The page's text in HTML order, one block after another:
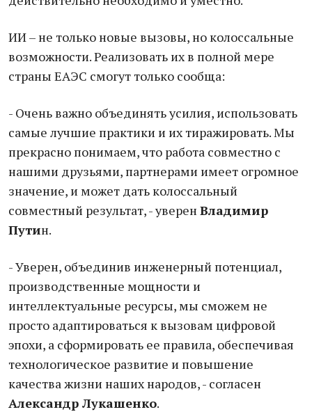
ИИ – не только новые вызовы, но колоссальные
возможности. Реализовать их в полной мере
страны ЕАЭС смогут только сообща:
- Очень важно объединять усилия, использовать
самые лучшие практики и их тиражировать. Мы
прекрасно понимаем, что работа совместно с
нашими друзьями, партнерами имеет огромное
значение, и может дать колоссальный
совместный результат, - уверен Владимир
Путин.
- Уверен, объединив инженерный потенциал,
производственные мощности и
интеллектуальные ресурсы, мы сможем не
просто адаптироваться к вызовам цифровой
эпохи, а сформировать ее правила, обеспечивая
технологическое развитие и повышение
качества жизни наших народов, - согласен
Александр Лукашенко.